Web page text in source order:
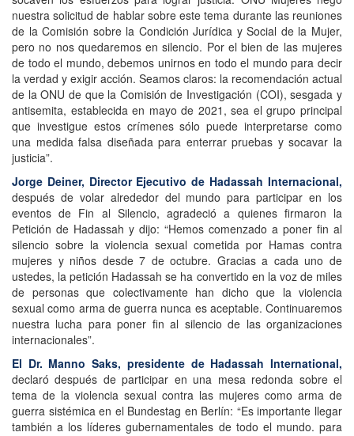
nuestra solicitud de hablar sobre este tema durante las reuniones
de la Comisión sobre la Condición Jurídica y Social de la Mujer,
pero no nos quedaremos en silencio. Por el bien de las mujeres
de todo el mundo, debemos unirnos en todo el mundo para decir
la verdad y exigir acción. Seamos claros: la recomendación actual
de la ONU de que la Comisión de Investigación (COI), sesgada y
antisemita, establecida en mayo de 2021, sea el grupo principal
que investigue estos crímenes sólo puede interpretarse como
una medida falsa diseñada para enterrar pruebas y socavar la
justicia”.
Jorge Deiner, Director Ejecutivo de Hadassah Internacional,
después de volar alrededor del mundo para participar en los
eventos de Fin al Silencio, agradeció a quienes firmaron la
Petición de Hadassah y dijo: “Hemos comenzado a poner fin al
silencio sobre la violencia sexual cometida por Hamas contra
mujeres y niños desde 7 de octubre. Gracias a cada uno de
ustedes, la petición Hadassah se ha convertido en la voz de miles
de personas que colectivamente han dicho que la violencia
sexual como arma de guerra nunca es aceptable. Continuaremos
nuestra lucha para poner fin al silencio de las organizaciones
internacionales”.
El Dr. Manno Saks, presidente de Hadassah International,
declaró después de participar en una mesa redonda sobre el
tema de la violencia sexual contra las mujeres como arma de
guerra sistémica en el Bundestag en Berlín: “Es importante llegar
también a los líderes gubernamentales de todo el mundo. para